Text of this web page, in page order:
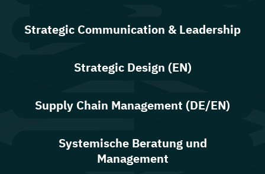
Strategic Communication & Leadership
Strategic Design (EN)
Supply Chain Management (DE/EN)
Systemische Beratung und
Management